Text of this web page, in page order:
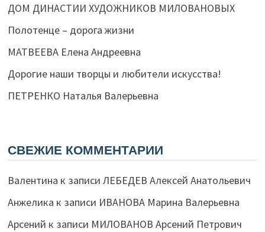
ДОМ ДИНАСТИИ ХУДОЖНИКОВ МИЛОВАНОВЫХ
Полотенце – дорога жизни
МАТВЕЕВА Елена Андреевна
Дорогие наши творцы и любители искусства!
ПЕТРЕНКО Наталья Валерьевна
СВЕЖИЕ КОММЕНТАРИИ
Валентина к записи ЛЕБЕДЕВ Алексей Анатольевич
Анжелика к записи ИВАНОВА Марина Валерьевна
Арсений к записи МИЛОВАНОВ Арсений Петрович